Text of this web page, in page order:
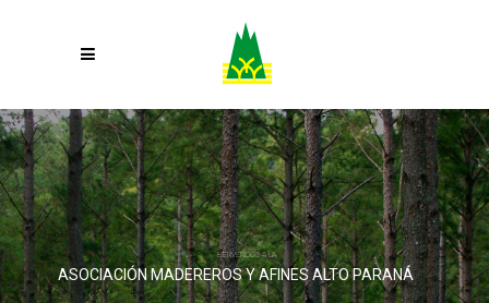
BIENVENIDOS A LA
ASOCIACIÓN MADEREROS Y AFINES ALTO PARANÁ